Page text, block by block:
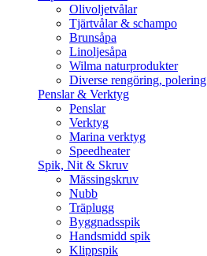
Olivoljetvålar
Tjärtvålar & schampo
Brunsåpa
Linoljesåpa
Wilma naturprodukter
Diverse rengöring, polering
Penslar & Verktyg
Penslar
Verktyg
Marina verktyg
Speedheater
Spik, Nit & Skruv
Mässingskruv
Nubb
Träplugg
Byggnadsspik
Handsmidd spik
Klippspik